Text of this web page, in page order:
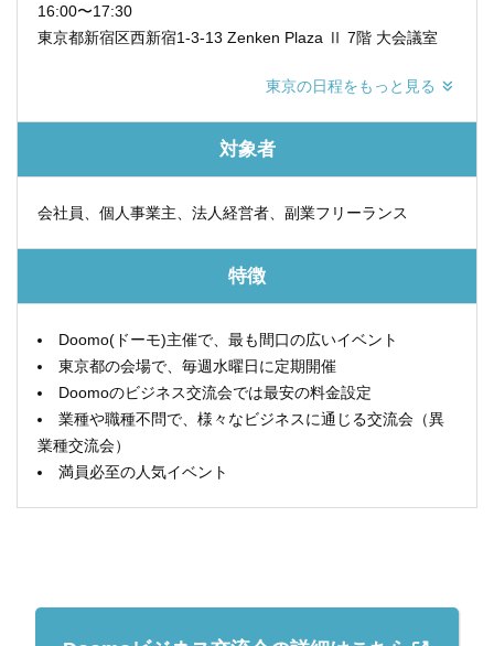
16:00〜17:30
東京都新宿区西新宿1-3-13 Zenken Plaza Ⅱ 7階 大会議室
東京の日程をもっと見る
対象者
会社員、個人事業主、法人経営者、副業フリーランス
特徴
Doomo(ドーモ)主催で、最も間口の広いイベント
東京都の会場で、毎週水曜日に定期開催
Doomoのビジネス交流会では最安の料金設定
業種や職種不問で、様々なビジネスに通じる交流会（異
業種交流会）
満員必至の人気イベント